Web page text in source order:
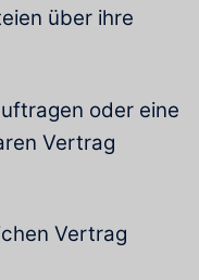
über ihre
oder eine
Vertrag
Vertrag